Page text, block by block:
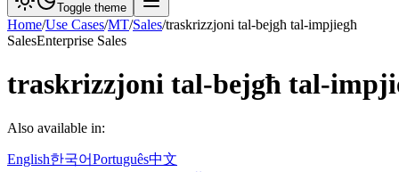
Toggle theme
Home/Use Cases/MT/Sales/traskrizzjoni tal-bejgħ tal-impjiegħ
SalesEnterprise Sales
traskrizzjoni tal-bejgħ tal-
Also available in:
English한국어Português中文